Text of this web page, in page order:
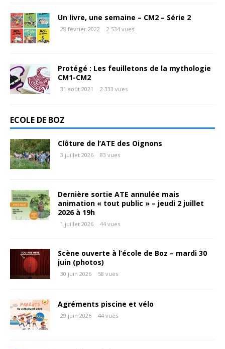
Un livre, une semaine – CM2 – Série 2
28 février 2022 2 534 vues
Protégé : Les feuilletons de la mythologie
CM1-CM2
31 août 2021 2 333 vues
ECOLE DE BOZ
Clôture de l’ATE des Oignons
3 juillet 2026 83 vues
Dernière sortie ATE annulée mais
animation « tout public » – jeudi 2 juillet
2026 à 19h
1 juillet 2026 44 vues
Scène ouverte à l’école de Boz – mardi 30
juin (photos)
30 juin 2026 58 vues
Agréments piscine et vélo
29 juin 2026 44 vues